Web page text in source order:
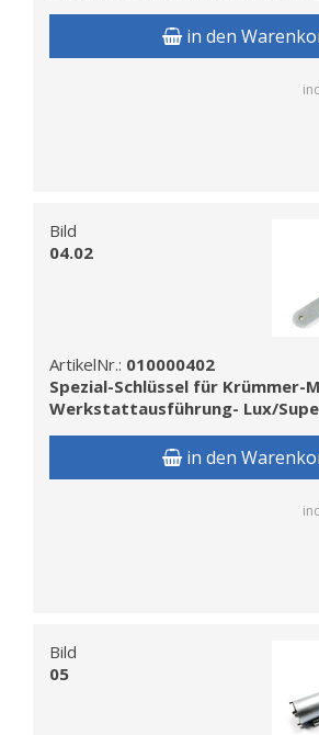
in den
Bild
04.02
ArtikelNr.: 010000402
Spezial-Schlüssel für
Werkstattausführung- Lux/
in den
Bild
05